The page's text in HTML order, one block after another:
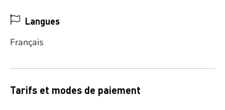
Langues
Français
Tarifs et modes de paiement